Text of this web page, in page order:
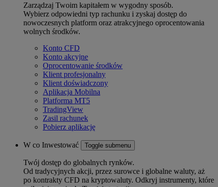
Zarządzaj Twoim kapitałem w wygodny sposób.
Wybierz odpowiedni typ rachunku i zyskaj dostęp do
nowoczesnych platform oraz atrakcyjnego oprocentowania
wolnych środków.
Konto CFD
Konto akcyjne
Oprocentowanie środków
Klient profesjonalny
Klient doświadczony
Aplikacja Mobilna
Platforma MT5
TradingView
Zasil rachunek
Pobierz aplikację
W co Inwestować Toggle submenu
Twój dostęp do globalnych rynków.
Od tradycyjnych akcji, przez surowce i globalne waluty, aż
po kontrakty CFD na kryptowaluty. Odkryj instrumenty, które